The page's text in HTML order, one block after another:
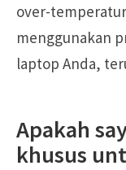
over-
menggunakan
laptop Anda,
Apakah
khusus